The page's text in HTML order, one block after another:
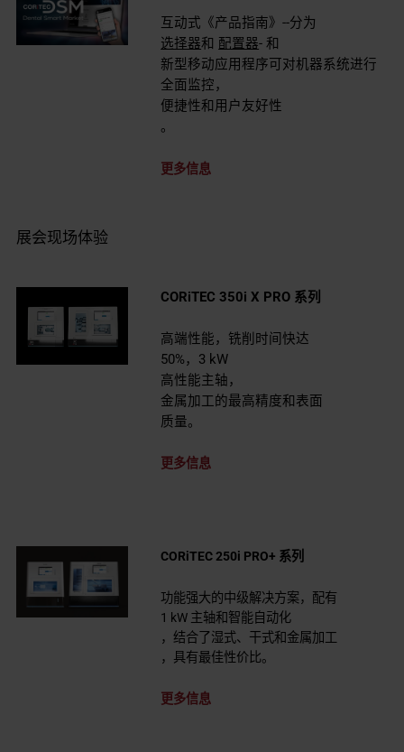
互动式 《产品指南》--分为
选择器和 配置器- 和
新型移动应用程序可对机器系统进行
全面监控，
便捷性和用户友好性
。
更多信息
展会现场体验
CORiTEC 350i X PRO 系列
高端性能，铣削时间快达
50%，3 kW
高性能主轴，
金属加工的最高精度和表面
质量。
更多信息
CORiTEC 250i PRO+ 系列
功能强大的中级解决方案，配有
1 kW 主轴和智能自动化
，结合了湿式、干式和金属加工
，具有最佳性价比。
更多信息